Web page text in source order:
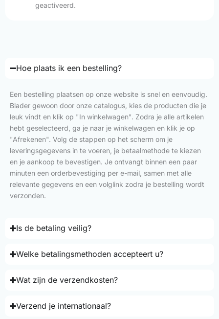
geactiveerd.
Hoe plaats ik een bestelling?
Een bestelling plaatsen op onze website is snel en eenvoudig.
Blader gewoon door onze catalogus, kies de producten die je
leuk vindt en klik op "In winkelwagen". Zodra je alle artikelen
hebt geselecteerd, ga je naar je winkelwagen en klik je op
"Afrekenen". Volg de stappen op het scherm om je
leveringsgegevens in te voeren, je betaalmethode te kiezen
en je aankoop te bevestigen. Je ontvangt binnen een paar
minuten een orderbevestiging per e-mail, samen met alle
relevante gegevens en een volglink zodra je bestelling wordt
verzonden.
Is de betaling veilig?
Welke betalingsmethoden accepteert u?
Wat zijn de verzendkosten?
Verzend je internationaal?